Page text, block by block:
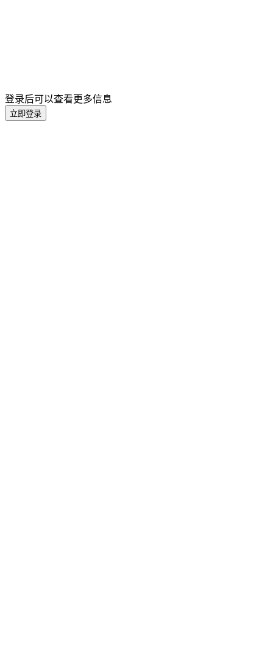
登录后可以查看更多信息
立即登录